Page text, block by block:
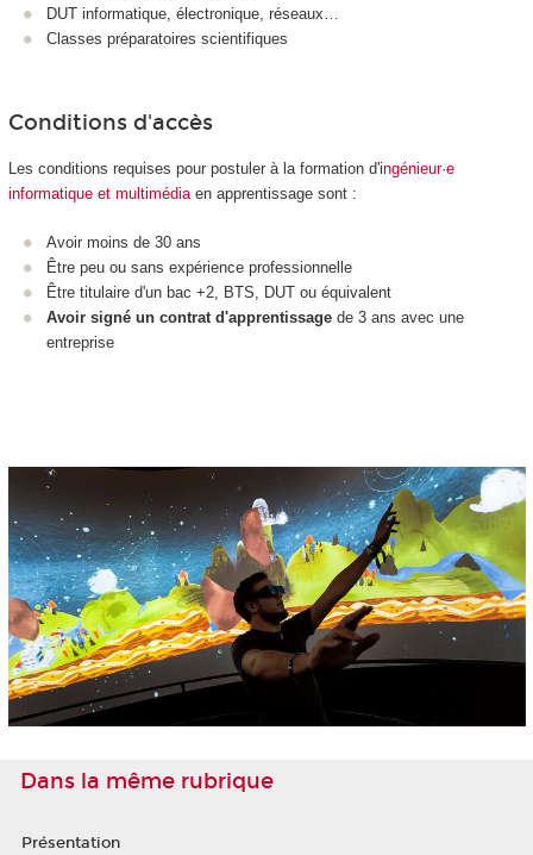
DUT informatique, électronique, réseaux…
Classes préparatoires scientifiques
Conditions d'accès
Les conditions requises pour postuler à la formation d'ingénieur·e
informatique et multimédiaen apprentissage sont :
Avoir moins de 30 ans
Être peu ou sans expérience professionnelle
Être titulaire d'un bac +2, BTS, DUT ou équivalent
Avoir signé un contrat d'apprentissage de 3 ans avec une
entreprise
Dans la même rubrique
Présentation